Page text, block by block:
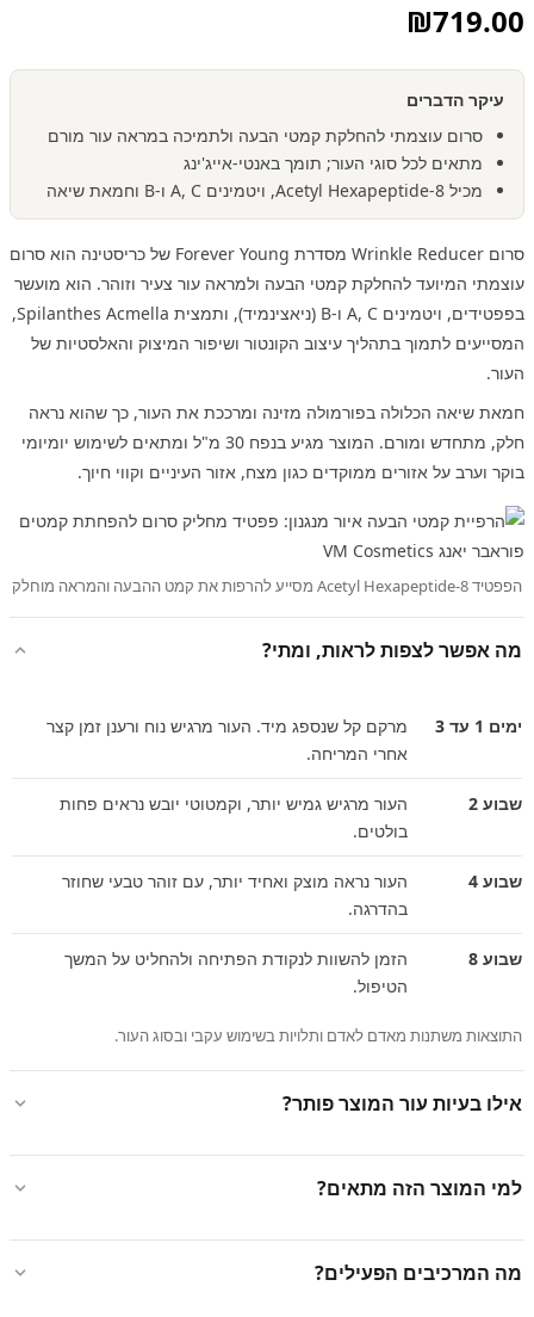
₪719.00
עיקר הדברים
סרום עוצמתי להחלקת קמטי הבעה ולתמיכה במראה עור מורם
מתאים לכל סוגי העור; תומך באנטי-אייג'ינג
מכיל Acetyl Hexapeptide-8, ויטמינים A, C ו-B וחמאת שיאה
סרום Wrinkle Reducer מסדרת Forever Young של כריסטינה הוא סרום
עוצמתי המיועד להחלקת קמטי הבעה ולמראה עור צעיר וזוהר. הוא מועשר
בפפטידים, ויטמינים A, C ו-B (ניאצינמיד), ותמצית Spilanthes Acmella,
המסייעים לתמוך בתהליך עיצוב הקונטור ושיפור המיצוק והאלסטיות של
העור.
חמאת שיאה הכלולה בפורמולה מזינה ומרככת את העור, כך שהוא נראה
חלק, מתחדש ומורם. המוצר מגיע בנפח 30 מ"ל ומתאים לשימוש יומיומי
בוקר וערב על אזורים ממוקדים כגון מצח, אזור העיניים וקווי חיוך.
הפפטיד Acetyl Hexapeptide-8 מסייע להרפות את קמט ההבעה והמראה מוחלק
מה אפשר לצפות לראות, ומתי?
ימים 1 עד 3
מרקם קל שנספג מיד. העור מרגיש נוח ורענן זמן קצר
אחרי המריחה.
שבוע 2
העור מרגיש גמיש יותר, וקמטוטי יובש נראים פחות
בולטים.
שבוע 4
העור נראה מוצק ואחיד יותר, עם זוהר טבעי שחוזר
בהדרגה.
שבוע 8
הזמן להשוות לנקודת הפתיחה ולהחליט על המשך
הטיפול.
התוצאות משתנות מאדם לאדם ותלויות בשימוש עקבי ובסוג העור.
אילו בעיות עור המוצר פותר?
למי המוצר הזה מתאים?
מה המרכיבים הפעילים?